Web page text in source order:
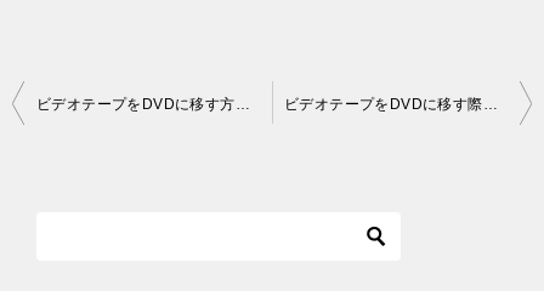
投
ビデオテープをDVDに移す方法を比較した結果ベストな方法は？ ビデオテープをDVDに移す際の著作権について！注意点や方法とは？